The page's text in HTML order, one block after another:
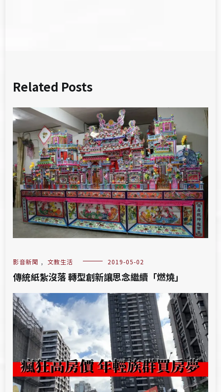
Related Posts
影音新聞 , 文教生活 2019-05-02
傳統紙紮沒落 轉型創新讓思念繼續「燃燒」